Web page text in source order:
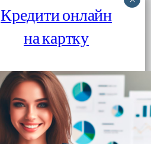
Завантажити
Кредити онлайн
на картку